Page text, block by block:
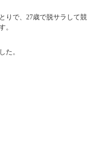
りで、27歳で脱サラして競
。
た。